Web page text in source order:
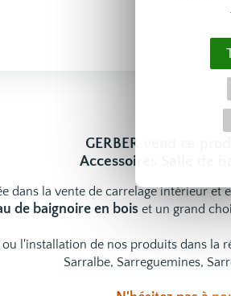
GERBER vend ce
Accessoires Salle de
dans la vente de carrelage intérieur
de baignoire en bois et un grand
l'installation de nos produits dans la
Sarralbe, Sarreguemines,